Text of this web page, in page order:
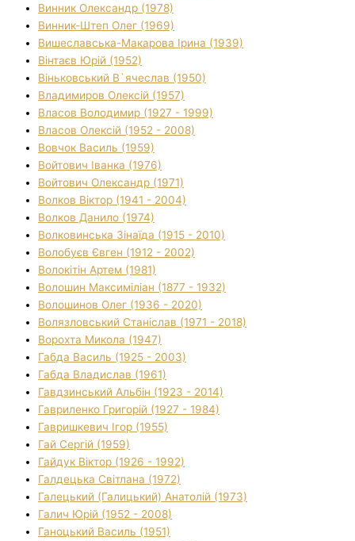
Винник Олександр (1978)
Винник-Штеп Олег (1969)
Вишеславська-Макарова Ірина (1939)
Вінтаєв Юрій (1952)
Віньковський В`ячеслав (1950)
Владимиров Олексій (1957)
Власов Володимир (1927 - 1999)
Власов Олексій (1952 - 2008)
Вовчок Василь (1959)
Войтович Іванка (1976)
Войтович Олександр (1971)
Волков Віктор (1941 - 2004)
Волков Данило (1974)
Волковинська Зінаїда (1915 - 2010)
Волобуєв Євген (1912 - 2002)
Волокітін Артем (1981)
Волошин Максиміліан (1877 - 1932)
Волошинов Олег (1936 - 2020)
Волязловський Станіслав (1971 - 2018)
Ворохта Микола (1947)
Габда Василь (1925 - 2003)
Габда Владислав (1961)
Гавдзинський Альбін (1923 - 2014)
Гавриленко Григорій (1927 - 1984)
Гавришкевич Ігор (1955)
Гай Сергій (1959)
Гайдук Віктор (1926 - 1992)
Галдецька Світлана (1972)
Галецький (Галицький) Анатолій (1973)
Галич Юрій (1952 - 2008)
Ганоцький Василь (1951)